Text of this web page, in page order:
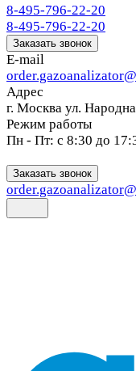
8-495-796-22-20
8-495-796-22-20
Заказать звонок
E-mail
Адрес
г. Москва ул.
Режим работы
Пн - Пт: с 8:30 до
Заказать звонок